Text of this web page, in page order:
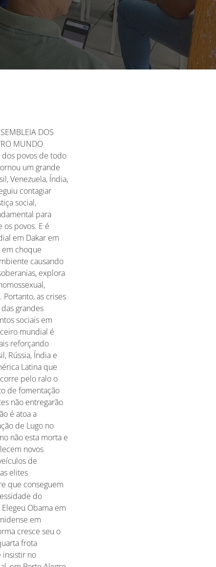
DOS
MUNDO
dos povos de todo
um grande
Venezuela, Índia,
contagiar
social,
para
povos. E é
em Dakar em
choque
causando
explora
as crises
grandes
sociais em
mundial é
reforçando
Rússia, Índia e
Latina que
pelo ralo o
de fomentação
não entregarão
é atoa a
de Lugo no
não esta morta e
novos
de
elites
que conseguem
do
Obama em
em
cresce seu o
frota
insistir no